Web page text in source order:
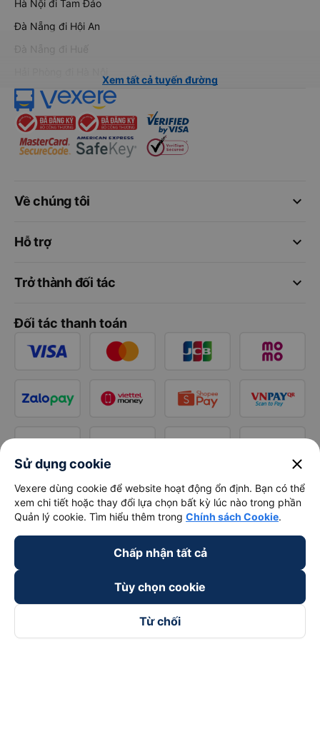
Hà Nội đi Tam Đảo
Đà Nẵng đi Hội An
Đà Nẵng đi Huế
Xem tất cả tuyến đường
keyboard_arrow_down
Về chúng tôi
keyboard_arrow_down
Hỗ trợ
keyboard_arrow_down
Trở thành đối tác
Đối tác thanh toán
Sử dụng cookie close
Vexere dùng cookie để website hoạt động ổn định. Bạn có thể
xem chi tiết hoặc thay đổi lựa chọn bất kỳ lúc nào trong phần
Quản lý cookie. Tìm hiểu thêm trong Chính sách Cookie.
Chấp nhận tất cả
Tùy chọn cookie
Từ chối